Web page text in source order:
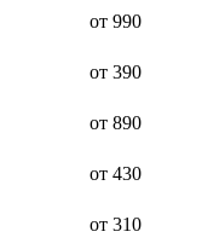
от 990
от 390
от 890
от 430
от 310